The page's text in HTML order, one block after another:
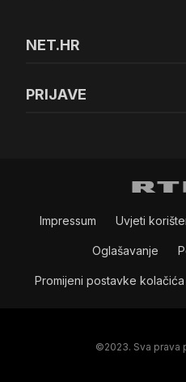
NET.HR
PRIJAVE
Impressum Uvjeti
Oglašavanje
Promijeni postavke kolačića
©2023. Sva prava